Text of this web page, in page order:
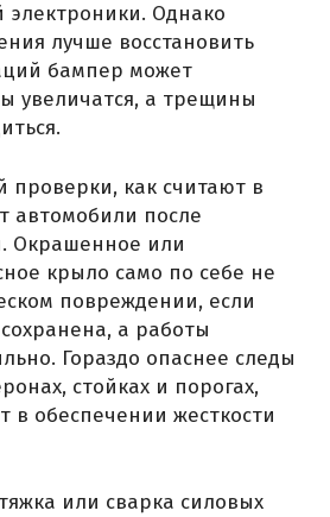
электроники. Однако
лучше восстановить
бампер может
увеличатся, а трещины
проверки, как считают в
автомобили после
Окрашенное или
крыло само по себе не
повреждении, если
а работы
Гораздо опаснее следы
стойках и порогах,
в обеспечении жесткости
или сварка силовых